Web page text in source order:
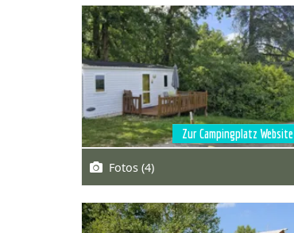
Zur Campingplatz Website
Fotos (4)